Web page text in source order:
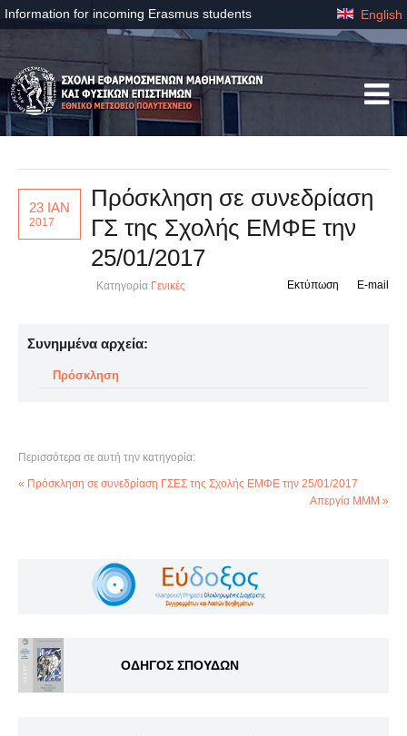
Information for incoming Erasmus students English
23 ΙΑΝ
2017
Πρόσκληση σε συνεδρίαση
ΓΣ της Σχολής ΕΜΦΕ την
25/01/2017
Κατηγορία Γενικές E-mail
Εκτύπωση
Συνημμένα αρχεία:
Πρόσκληση
Περισσότερα σε αυτή την κατηγορία:
« Πρόσκληση σε συνεδρίαση ΓΣΕΣ της Σχολής ΕΜΦΕ την 25/01/2017
Απεργία ΜΜΜ »
ΟΔΗΓΟΣ ΣΠΟΥΔΩΝ